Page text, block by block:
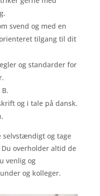
svend og med en
tilgang til dit
og standarder for
og i tale på dansk.
og tage
overholder altid de
venlig og
og kolleger.